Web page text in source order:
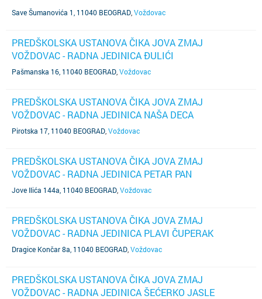
Save Šumanovića 1, 11040 BEOGRAD Voždovac
PREDŠKOLSKA USTANOVA ČIKA JOVA ZMAJ
VOŽDOVAC - RADNA JEDINICA ĐULIĆI
Pašmanska 16, 11040 BEOGRAD Voždovac
PREDŠKOLSKA USTANOVA ČIKA JOVA ZMAJ
VOŽDOVAC - RADNA JEDINICA NAŠA DECA
Pirotska 17, 11040 BEOGRAD Voždovac
PREDŠKOLSKA USTANOVA ČIKA JOVA ZMAJ
VOŽDOVAC - RADNA JEDINICA PETAR PAN
Jove Ilića 144a, 11040 BEOGRAD Voždovac
PREDŠKOLSKA USTANOVA ČIKA JOVA ZMAJ
VOŽDOVAC - RADNA JEDINICA PLAVI ČUPERAK
Dragice Končar 8a, 11040 BEOGRAD Voždovac
PREDŠKOLSKA USTANOVA ČIKA JOVA ZMAJ
VOŽDOVAC - RADNA JEDINICA ŠEĆERKO JASLE